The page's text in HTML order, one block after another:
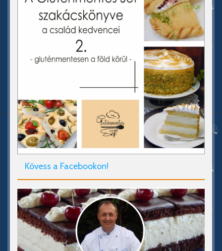
Kövess a Facebookon!